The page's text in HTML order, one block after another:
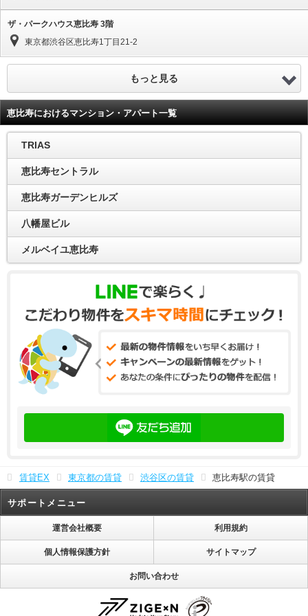
ザ・パークハウス恵比寿 3階
東京都渋谷区恵比寿1丁目21-2
もっと見る
恵比寿におけるマンション・アパート一覧
TRIAS
恵比寿セントラル
恵比寿ガーデンヒルズ
八幡屋ビル
メルベイユ恵比寿
賃貸EX 東京都の賃貸 渋谷区の賃貸 恵比寿駅の賃貸
サポートメニュー
運営会社概要 利用規約
個人情報保護方針 サイトマップ
お問い合わせ